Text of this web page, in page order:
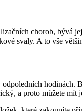
chorob, bývá
svaly. A to vše
hodinách.
a proto můžete